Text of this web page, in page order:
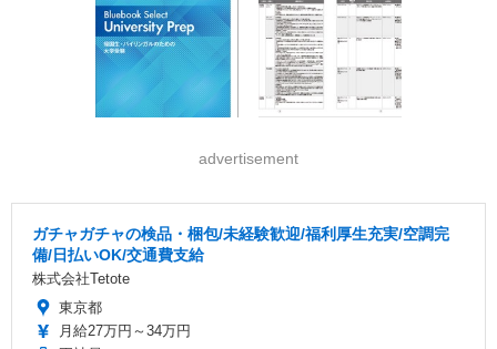
advertisement
ガチャガチャの検品・梱包/未経験歓迎/福利厚生充実/空調完
備/日払いOK/交通費支給
株式会社Tetote
東京都
月給27万円～34万円